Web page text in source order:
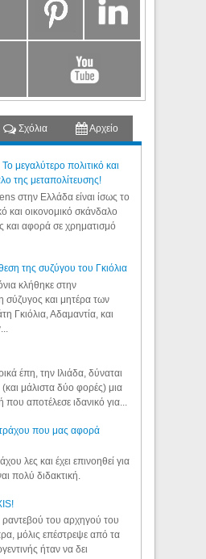
Σχόλια Αρχείο
μεγαλύτερο πολιτικό και
της μεταπολίτευσης!
στην Ελλάδα είναι ίσως το
και οικονομικό σκάνδαλο
και αφορά σε χρηματισμό
της συζύγου του Γκιόλια
κλήθηκε στην
σύζυγος και μητέρα των
Γκιόλια, Αδαμαντία, και
έπη, την Ιλιάδα, δύναται
(και μάλιστα δύο φορές) μια
αποτέλεσε ιδανικό για...
που μας αφορά
λες και έχει επινοηθεί για
πολύ διδακτική.
του αρχηγού του
μόλις επέστρεψε από τα
ήταν να δει